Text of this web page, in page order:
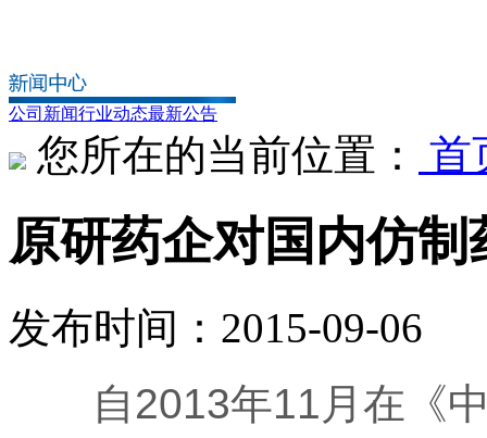
公司新闻行业动态最新公告
您所在的当前位置： 首
原研药企对国内仿
发布时间：2015-09-06
自2013年11月在《中